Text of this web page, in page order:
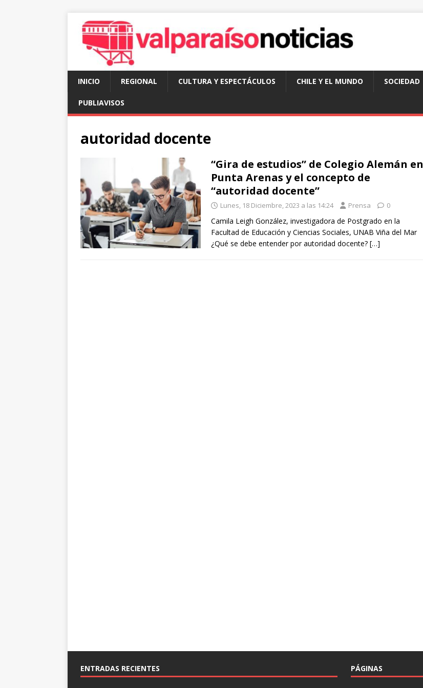
INICIO REGIONAL CULTURA Y ESPECTÁCULOS CHILE Y EL MUNDO SOCIEDAD
PUBLIAVISOS
autoridad docente
“Gira de estudios” de Colegio Alemán en
Punta Arenas y el concepto de
“autoridad docente”
Lunes, 18 Diciembre, 2023 a las 14:24 Prensa 0
Camila Leigh González, investigadora de Postgrado en la
Facultad de Educación y Ciencias Sociales, UNAB Viña del Mar
¿Qué se debe entender por autoridad docente? […]
ENTRADAS RECIENTES PÁGINAS